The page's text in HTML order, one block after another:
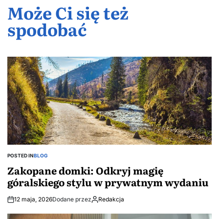
wydaniu
jak
stworzyć
harmonijną
przestrzeń
z rybami
ozdobnymi
w stawie?
po
mądrych
Może Ci się też
spodobać
POSTED INBLOG
Zakopane domki: Odkryj magię
góralskiego stylu w prywatnym wydaniu
12 maja, 2026Dodane przez Redakcja